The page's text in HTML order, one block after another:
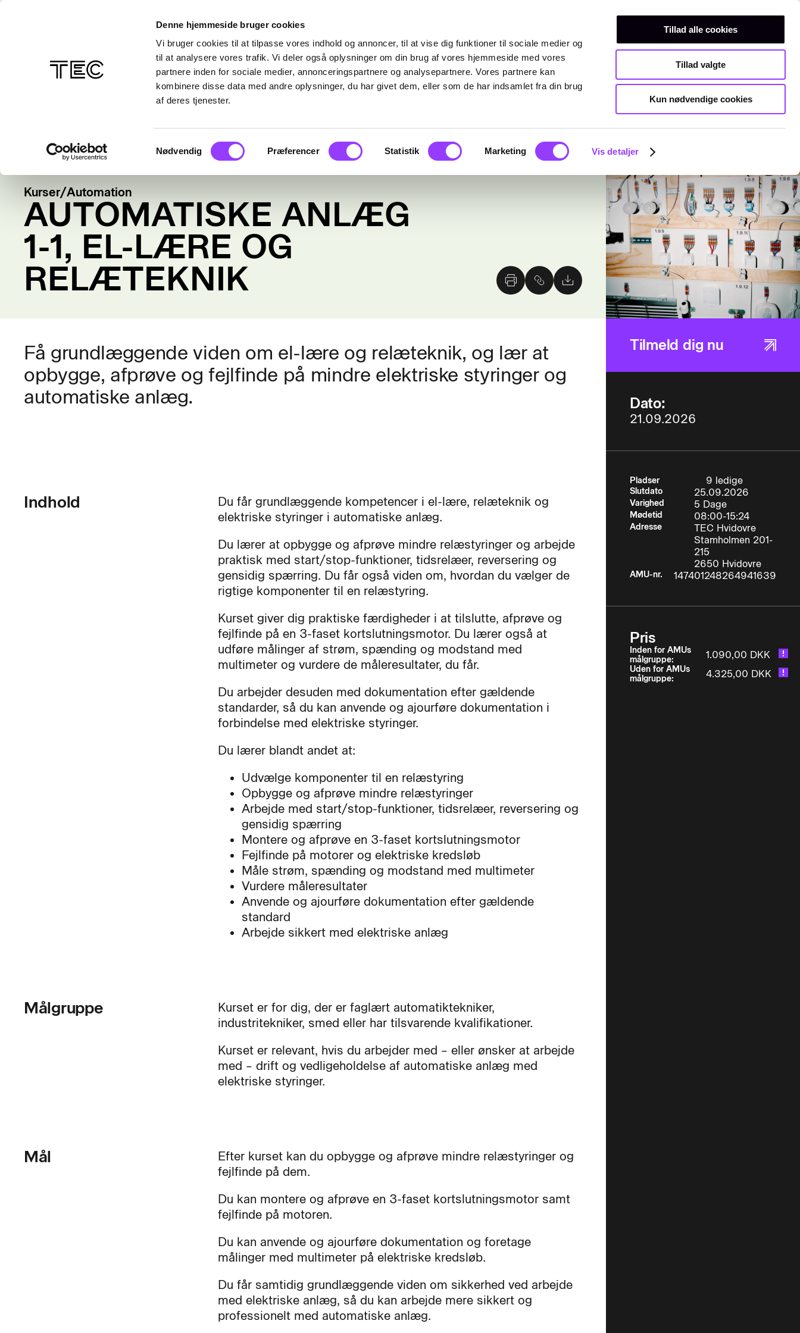
Denne hjemmeside bruger cookies
Vi bruger cookies til at tilpasse vores indhold og annoncer, til at vise dig funktioner til sociale medier og
til at analysere vores trafik. Vi deler også oplysninger om din brug af vores hjemmeside med vores
partnere inden for sociale medier, annonceringspartnere og analysepartnere. Vores partnere kan
kombinere disse data med andre oplysninger, du har givet dem, eller som de har indsamlet fra din brug
af deres tjenester.
Samtykkevalg
Nødvendig Præferencer Statistik Marketing Vis detaljer
Tillad alle cookies
Tillad valgte
Kun nødvendige cookies
Teknisk gymnasiumKurser
Kurser/Automation
AUTOMATISKE ANLÆG
1-1, EL-LÆRE OG
RELÆTEKNIK
Få grundlæggende viden om el-lære og relæteknik, og lær at
opbygge, afprøve og fejlfinde på mindre elektriske styringer og
automatiske anlæg.
Indhold
Du får grundlæggende kompetencer i el-lære, relæteknik og
elektriske styringer i automatiske anlæg.
Du lærer at opbygge og afprøve mindre relæstyringer og arbejde
praktisk med start/stop-funktioner, tidsrelæer, reversering og
gensidig spærring. Du får også viden om, hvordan du vælger de
rigtige komponenter til en relæstyring.
Kurset giver dig praktiske færdigheder i at tilslutte, afprøve og
fejlfinde på en 3-faset kortslutningsmotor. Du lærer også at
udføre målinger af strøm, spænding og modstand med
multimeter og vurdere de måleresultater, du får.
Du arbejder desuden med dokumentation efter gældende
standarder, så du kan anvende og ajourføre dokumentation i
forbindelse med elektriske styringer.
Du lærer blandt andet at:
Udvælge komponenter til en relæstyring
Opbygge og afprøve mindre relæstyringer
Arbejde med start/stop-funktioner, tidsrelæer, reversering og
gensidig spærring
Montere og afprøve en 3-faset kortslutningsmotor
Fejlfinde på motorer og elektriske kredsløb
Måle strøm, spænding og modstand med multimeter
Vurdere måleresultater
Anvende og ajourføre dokumentation efter gældende
standard
Arbejde sikkert med elektriske anlæg
Målgruppe
Kurset er for dig, der er faglært automatiktekniker,
industritekniker, smed eller har tilsvarende kvalifikationer.
Kurset er relevant, hvis du arbejder med – eller ønsker at arbejde
med – drift og vedligeholdelse af automatiske anlæg med
elektriske styringer.
Mål
Efter kurset kan du opbygge og afprøve mindre relæstyringer og
fejlfinde på dem.
Du kan montere og afprøve en 3-faset kortslutningsmotor samt
fejlfinde på motoren.
Du kan anvende og ajourføre dokumentation og foretage
målinger med multimeter på elektriske kredsløb.
Du får samtidig grundlæggende viden om sikkerhed ved arbejde
med elektriske anlæg, så du kan arbejde mere sikkert og
professionelt med automatiske anlæg.
Tilmeld dig nu
Dato:
21.09.2026
Pladser 9 ledige
Slutdato 25.09.2026
Varighed 5 Dage
Mødetid 08:00-15:24
Adresse
TEC Hvidovre
Stamholmen 201-
215
2650 Hvidovre
AMU-nr. 147401248264941639
Pris
Inden for AMUs
målgruppe:
1.090,00 DKK
Uden for AMUs
målgruppe:
4.325,00 DKK